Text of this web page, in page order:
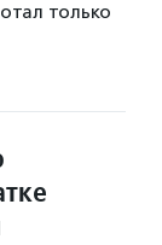
только